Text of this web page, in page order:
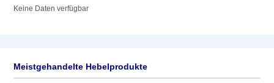
Keine Daten verfügbar
Meistgehandelte Hebelprodukte